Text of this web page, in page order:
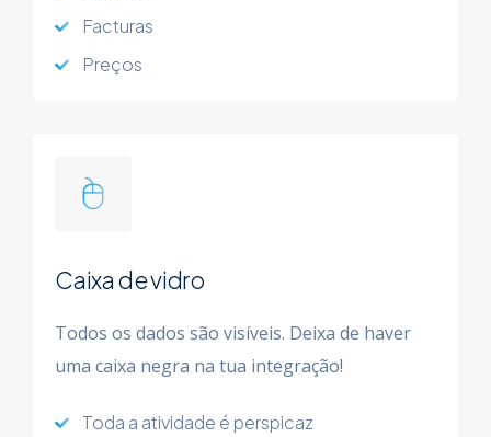
Facturas
Preços
Caixa de vidro
Todos os dados são visíveis. Deixa de haver
uma caixa negra na tua integração!
Toda a atividade é perspicaz